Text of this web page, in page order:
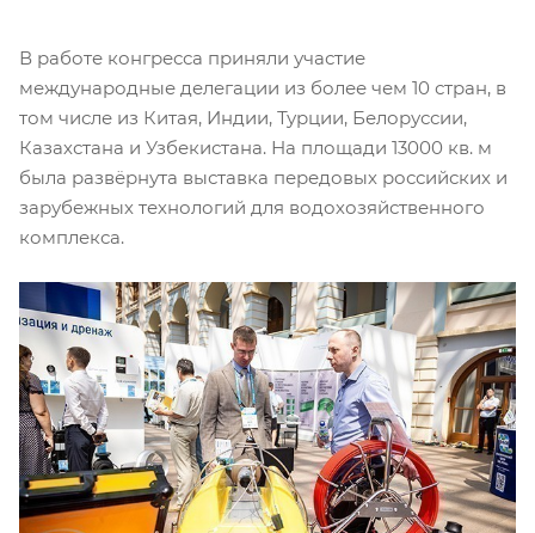
В работе конгресса приняли участие
международные делегации из более чем 10 стран, в
том числе из Китая, Индии, Турции, Белоруссии,
Казахстана и Узбекистана. На площади 13000 кв. м
была развёрнута выставка передовых российских и
зарубежных технологий для водохозяйственного
комплекса.